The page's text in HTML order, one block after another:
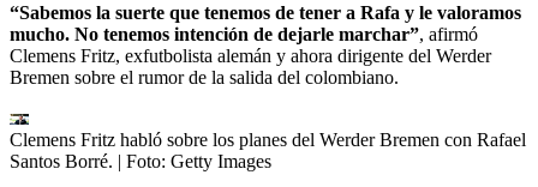
“Sabemos la suerte que tenemos de tener a Rafa y le valoramos
mucho. No tenemos intención de dejarle marchar”, afirmó
Clemens Fritz, exfutbolista alemán y ahora dirigente del Werder
Bremen sobre el rumor de la salida del colombiano.
Clemens Fritz habló sobre los planes del Werder Bremen con Rafael
Santos Borré. | Foto: Getty Images